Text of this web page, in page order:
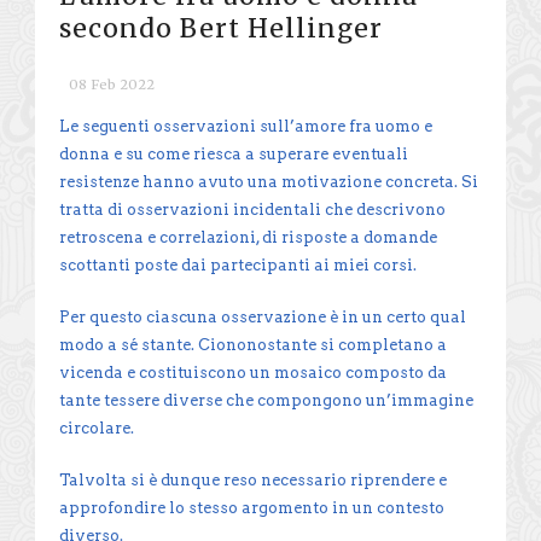
secondo Bert Hellinger
08 Feb 2022
Le seguenti osservazioni sull’amore fra uomo e
donna e su come riesca a superare eventuali
resistenze hanno avuto una motivazione concreta. Si
tratta di osservazioni incidentali che descrivono
retroscena e correlazioni, di risposte a domande
scottanti poste dai partecipanti ai miei corsi.
Per questo ciascuna osservazione è in un certo qual
modo a sé stante. Ciononostante si completano a
vicenda e costituiscono un mosaico composto da
tante tessere diverse che compongono un’immagine
circolare.
Talvolta si è dunque reso necessario riprendere e
approfondire lo stesso argomento in un contesto
diverso.